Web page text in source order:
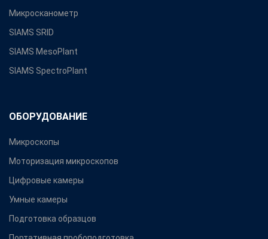
Микросканометр
SIAMS SRID
SIAMS MesoPlant
SIAMS SpectroPlant
ОБОРУДОВАНИЕ
Микроскопы
Моторизация микроскопов
Цифровые камеры
Умные камеры
Подготовка образцов